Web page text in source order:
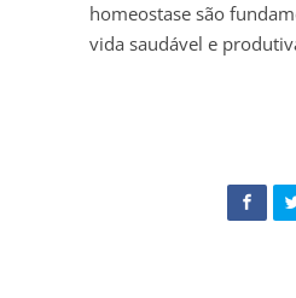
homeostase são
vida saudável e